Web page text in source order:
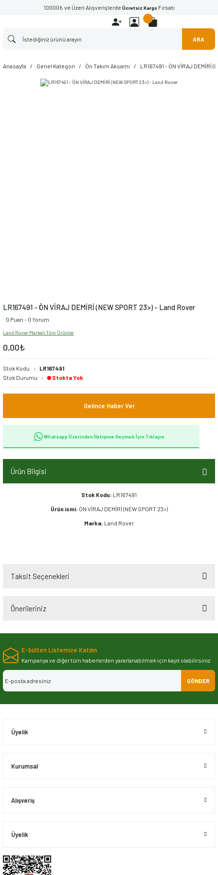
10000₺ ve Üzeri Alışverişlerde Ücretsiz Kargo Fırsatı
ARA
Anasayfa Genel Kategori Ön Takım Aksamı LR167491 - ÖN VİRAJ DEMİRİ
LR167491 - ÖN VİRAJ DEMİRİ (NEW SPORT 23>) - Land Rover
0 Puan - 0 Yorum
Land Rover Markalı Tüm Ürünler
0,00₺
Stok Kodu
LR167491
Stok Durumu
Stokta Yok
Gelince Haber Ver
Whatsapp Üzerinden İletişime Geçmek İçin Tıklayın
Ürün Bilgisi
Stok Kodu: LR167491
Ürün ismi: ÖN VİRAJ DEMİRİ (NEW SPORT 23>)
Marka: Land Rover
Taksit Seçenekleri
Önerileriniz
Bu ürünün fiyat bilgisi, resim, ürün açıklamalarında ve diğer konularda
iletebilirsiniz.
Görüş ve önerileriniz için teşekkür ederiz.
Ürün resmi kalitesiz, bozuk veya görüntülenemiyor.
E-bülten Listemize Katılın
Kampanya ve diğer tüm haberlerden yararlanabilmek için kayıt olabilirsiniz
GÖNDER
Üyelik
Kurumsal
Alışveriş
Üyelik